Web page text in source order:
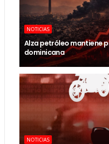
NOTICIAS
Alza petróleo mantiene
dominicana
NOTICIAS